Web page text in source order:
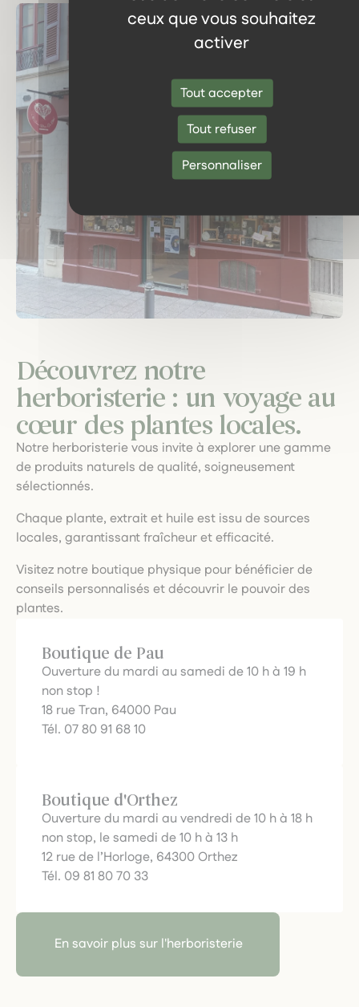
ceux que vous souhaitez
activer
Tout accepter
Tout refuser
Personnaliser
Découvrez notre
herboristerie : un voyage au
cœur des plantes locales.
Notre herboristerie vous invite à explorer une gamme
de produits naturels de qualité, soigneusement
sélectionnés.
Chaque plante, extrait et huile est issu de sources
locales, garantissant fraîcheur et efficacité.
Visitez notre boutique physique pour bénéficier de
conseils personnalisés et découvrir le pouvoir des
plantes.
Boutique de Pau
Ouverture du mardi au samedi de 10 h à 19 h
non stop !
18 rue Tran, 64000 Pau
Tél. 07 80 91 68 10
Boutique d'Orthez
Ouverture du mardi au vendredi de 10 h à 18 h
non stop, le samedi de 10 h à 13 h
12 rue de l’Horloge, 64300 Orthez
Tél. 09 81 80 70 33
En savoir plus sur l'herboristerie